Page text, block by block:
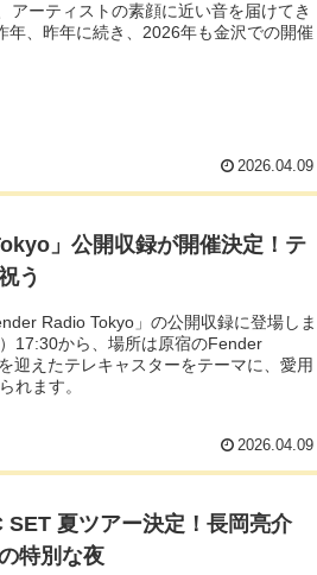
アーティストの素顔に近い音を届けてき
年、昨年に続き、2026年も金沢での開催
2026.04.09
」公開収録が開催決定！テ
う
Radio Tokyo」の公開収録に登場しま
17:30から、場所は原宿のFender
迎えたテレキャスターをテーマに、愛用
れます。
2026.04.09
夏ツアー決定！長岡亮介
特別な夜